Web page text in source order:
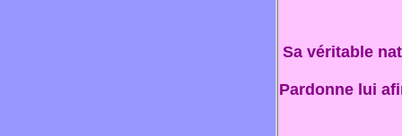
Sa véritable
Pardonne lui